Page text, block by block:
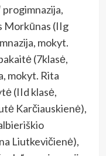
progimnazija,
Morkūnas (IIg
mokyt.
(7klasė,
mokyt. Rita
(IId klasė,
Karčiauskienė),
Liutkevičienė),